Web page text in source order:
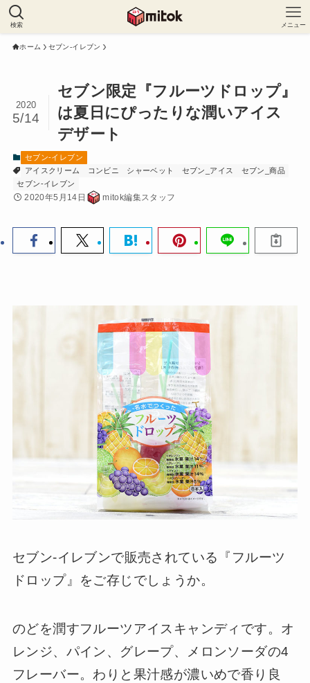
検索 メニュー
ホーム セブン-イレブン
セブン限定『フルーツドロップ』
は夏日にぴったりな潤いアイス
デザート
2020
5/14
セブン-イレブン
アイスクリーム
コンビニ シャーベット セブン_アイス
セブン_商品
セブン-イレブン
2020年5月14日 mitok編集スタッフ
セブン-イレブンで販売されている『フルーツ
ドロップ』をご存じでしょうか。
のどを潤すフルーツアイスキャンディです。オ
レンジ、パイン、グレープ、メロンソーダの4
フレーバー。わりと果汁感が濃いめで香り良